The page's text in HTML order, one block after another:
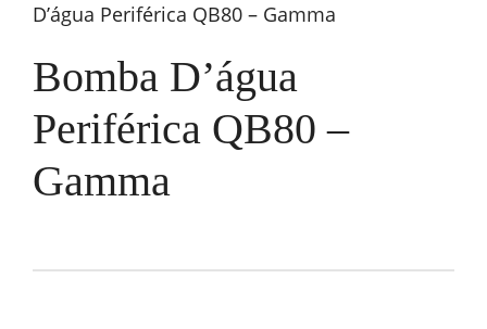
D’água Periférica QB80 – Gamma
Bomba D’água
Periférica QB80 –
Gamma